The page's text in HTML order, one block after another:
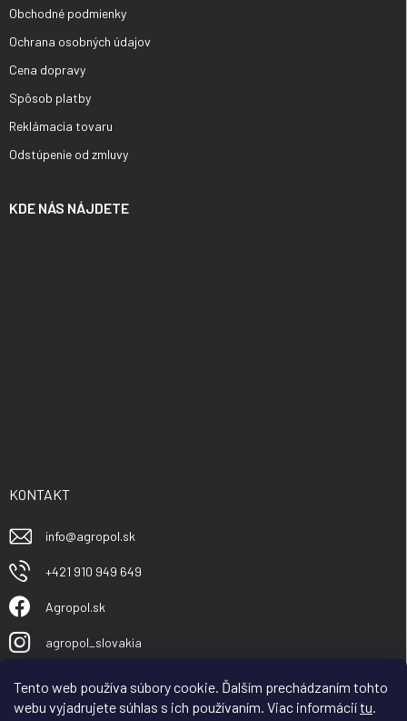
Tento web používa súbory cookie. Ďalším prechádzaním tohto
webu vyjadrujete súhlas s ich používaním. Viac informáciítu.
Obchodné podmienky
Ochrana osobných údajov
Cena dopravy
Spôsob platby
Reklámacia tovaru
Odstúpenie od zmluvy
KDE NÁS NÁJDETE
KONTAKT
info@agropol.sk
+421 910 949 649
Agropol.sk
agropol_slovakia